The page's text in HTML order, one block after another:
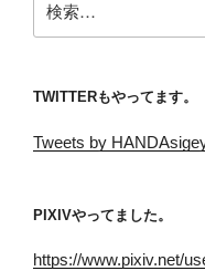
索:
TWITTERもやってます。
Tweets by
PIXIVやってました。
https://www.pixiv.net/